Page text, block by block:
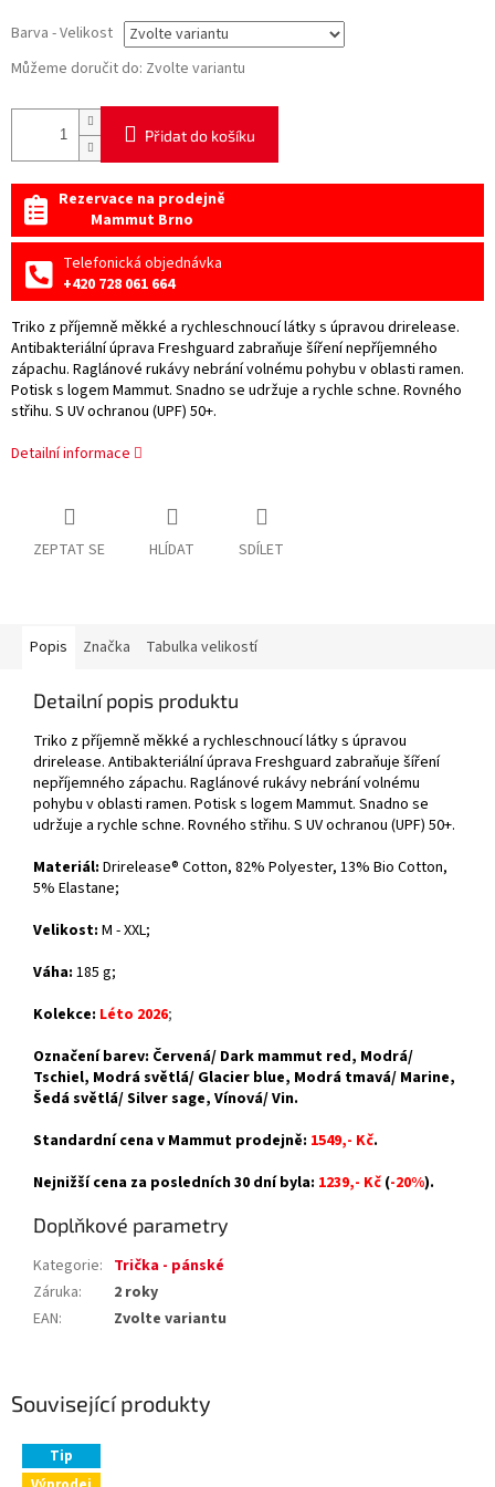
Barva - Velikost
Můžeme doručit do: Zvolte variantu
Přidat do košíku
Rezervace na prodejně
Mammut Brno
Telefonická objednávka
+420 728 061 664
Triko z příjemně měkké a rychleschnoucí látky s úpravou drirelease.
Antibakteriální úprava Freshguard zabraňuje šíření nepříjemného
zápachu. Raglánové rukávy nebrání volnému pohybu v oblasti ramen.
Potisk s logem Mammut. Snadno se udržuje a rychle schne. Rovného
střihu. S UV ochranou (UPF) 50+.
Detailní informace
ZEPTAT SE HLÍDAT SDÍLET
Související produkty
Tip
Popis Značka Tabulka velikostí
Detailní popis produktu
Triko z příjemně měkké a rychleschnoucí látky s úpravou
drirelease. Antibakteriální úprava Freshguard zabraňuje šíření
nepříjemného zápachu. Raglánové rukávy nebrání volnému
pohybu v oblasti ramen. Potisk s logem Mammut. Snadno se
udržuje a rychle schne. Rovného střihu. S UV ochranou (UPF) 50+.
Materiál: Drirelease® Cotton, 82% Polyester, 13% Bio Cotton,
5% Elastane;
Velikost: M - XXL;
Váha: 185 g;
Kolekce: Léto 2026;
Označení barev: Červená/ Dark mammut red, Modrá/
Tschiel, Modrá světlá/ Glacier blue, Modrá tmavá/ Marine,
Šedá světlá/ Silver sage, Vínová/ Vin.
Standardní cena v Mammut prodejně: 1549,- Kč.
Nejnižší cena za posledních 30 dní byla: 1239,- Kč (-20%).
Doplňkové parametry
Kategorie: Trička - pánské
Záruka:
2 roky
EAN: Zvolte variantu